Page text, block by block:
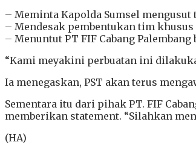
– Meminta Kapolda Sumsel mengusut
– Mendesak pembentukan tim
– Menuntut PT FIF Cabang
“Kami meyakini perbuatan ini
Ia menegaskan, PST akan terus
Sementara itu dari pihak PT. FIF
memberikan statement. “Silahkan
(HA)